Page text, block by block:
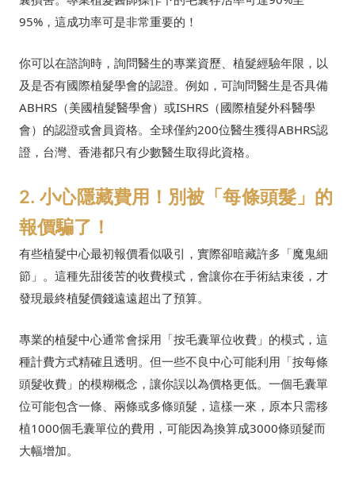
95%，這成功率可是非常重要的！
你可以在諮詢時，詢問醫生的專業資歷、植髮經驗年限，以
及是否有國際植髮學會的認證。例如，可詢問醫生是否具備
ABHRS（美國植髮醫學會）或ISHRS（國際植髮外科醫學
會）的認證或會員資格。全球僅約200位醫生獲得ABHRS認
證，台灣、香港都只有少數醫生取得此資格。
2. 小心隱藏費用！別被「每條頭髮」的
報價騙了！
有些植髮中心最初報價看似吸引，實際卻暗藏許多「魔鬼細
節」。這種先甜後苦的收費模式，會讓你在手術結束後，才
發現最終植髮價錢遠遠超出了預算。
專業的植髮中心通常會採用「按毛囊單位收費」的模式，這
種計費方式精確且透明。但一些不良中心可能利用「按每條
頭髮收費」的模糊概念，讓你誤以為價格更低。一個毛囊單
位可能包含一條、兩條或多條頭髮，這樣一來，原本只需移
植1000個毛囊單位的費用，可能因為換算成3000條頭髮而
大幅增加。